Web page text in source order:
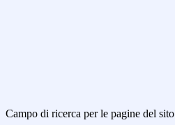
Campo di ricerca per le pagine del sito